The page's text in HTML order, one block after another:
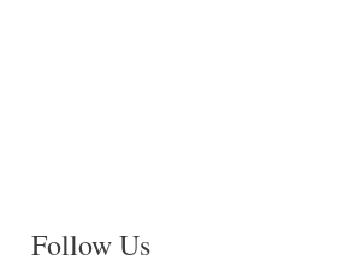
Follow Us